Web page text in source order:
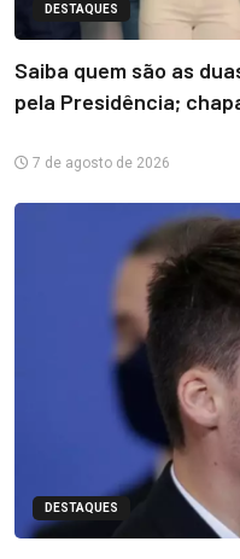
DESTAQUES
Saiba quem são as
pela Presidência;
7 de agosto de 2026
DESTAQUES